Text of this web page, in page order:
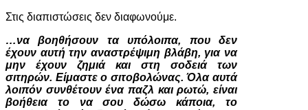
Στις διαπιστώσεις δεν διαφωνούμε.
…να βοηθήσουν τα υπόλοιπα, που δεν
έχουν αυτή την αναστρέψιμη βλάβη, για να
μην έχουν ζημιά και στη σοδειά των
σιτηρών. Είμαστε ο σιτοβολώνας. Όλα αυτά
λοιπόν συνθέτουν ένα παζλ και ρωτώ, είναι
βοήθεια το να σου δώσω κάποια, το